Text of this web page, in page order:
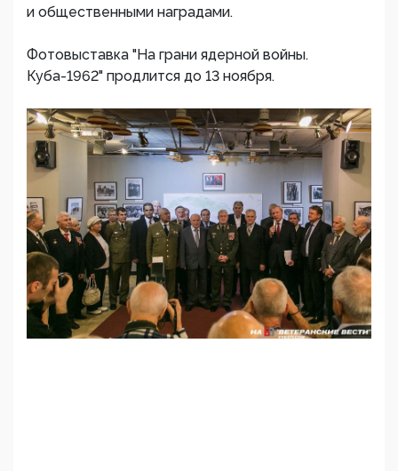
и общественными наградами.
Фотовыставка "На грани ядерной войны.
Куба-1962" продлится до 13 ноября.